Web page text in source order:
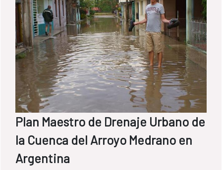
Plan Maestro de Drenaje Urbano de
la Cuenca del Arroyo Medrano en
Argentina